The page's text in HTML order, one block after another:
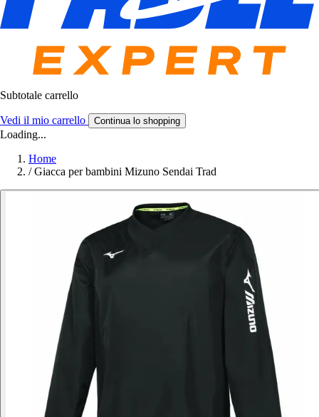
Subtotale carrello
Vedi il mio carrello Continua lo shopping
Loading...
Home
/ Giacca per bambini Mizuno Sendai Trad